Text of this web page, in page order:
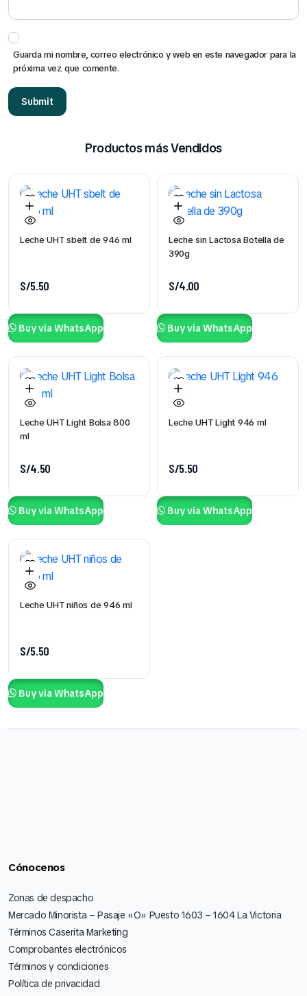
Guarda mi nombre, correo electrónico y web en este navegador para la
próxima vez que comente.
Productos más Vendidos
Leche UHT sbelt de 946 ml
S/5.50
Buy via WhatsApp
Leche sin Lactosa Botella de
390g
S/4.00
Buy via WhatsApp
Leche UHT Light Bolsa 800
ml
S/4.50
Buy via WhatsApp
Leche UHT Light 946 ml
S/5.50
Buy via WhatsApp
Leche UHT niños de 946 ml
S/5.50
Buy via WhatsApp
Cónocenos
Zonas de despacho
Mercado Minorista – Pasaje «O» Puesto 1603 – 1604 La Victoria
Términos Caserita Marketing
Comprobantes electrónicos
Términos y condiciones
Política de privacidad